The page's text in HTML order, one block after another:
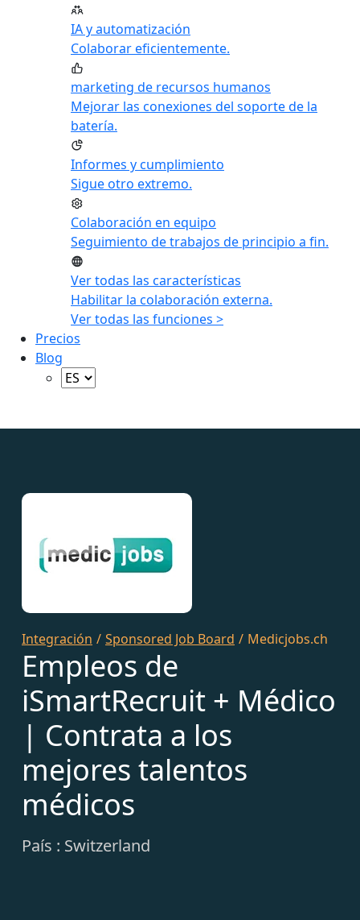
IA y automatización
Colaborar eficientemente.
marketing de recursos humanos
Mejorar las conexiones del soporte de la
batería.
Informes y cumplimiento
Sigue otro extremo.
Colaboración en equipo
Seguimiento de trabajos de principio a fin.
Ver todas las características
Habilitar la colaboración externa.
Ver todas las funciones >
Precios
Blog
Integración / Sponsored Job Board / Medicjobs.ch
Empleos de
iSmartRecruit + Médico
| Contrata a los
mejores talentos
médicos
País : Switzerland